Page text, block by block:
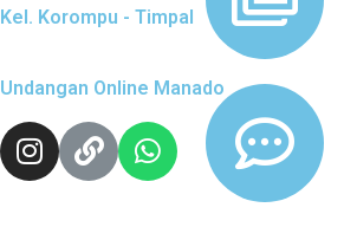
Kel. Korompu - Timpal
Undangan Online Manado